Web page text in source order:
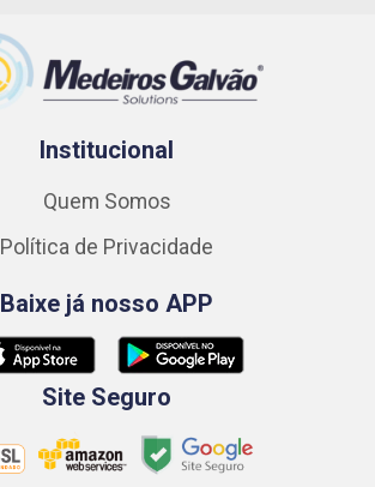
Institucional
Quem Somos
Política de Privacidade
Baixe já nosso APP
Site Seguro